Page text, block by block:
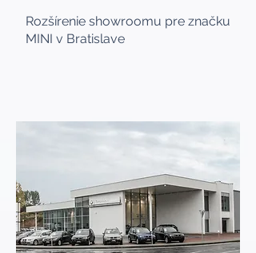
Rozšírenie showroomu pre značku
MINI v Bratislave